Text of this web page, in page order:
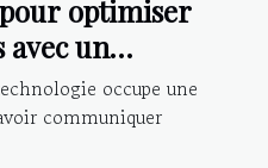
optimiser
un
occupe une
communiquer